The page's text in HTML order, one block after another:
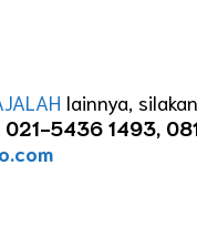
lainnya,
021-5436 1493,